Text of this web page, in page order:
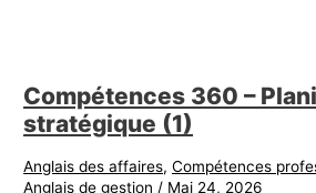
Compétences 360 –
stratégique (1)
Anglais des affaires,Compétences
Anglais de gestion / Mai 24, 2026